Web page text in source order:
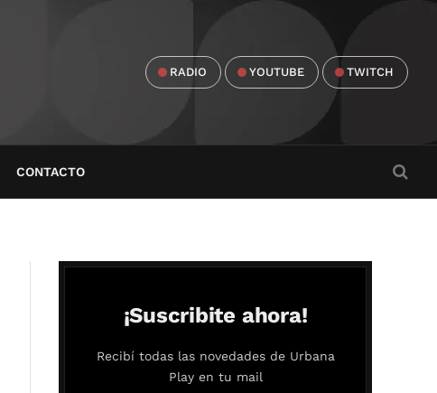
RADIO YOUTUBE TWITCH
CONTACTO
¡Suscribite ahora!
Recibí todas las novedades de Urbana
Play en tu mail